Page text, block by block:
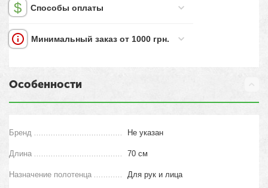
Способы оплаты
Минимальный заказ от 1000 грн.
Особенности
Бренд Не указан
Длина 70 см
Назначение полотенца Для рук и лица